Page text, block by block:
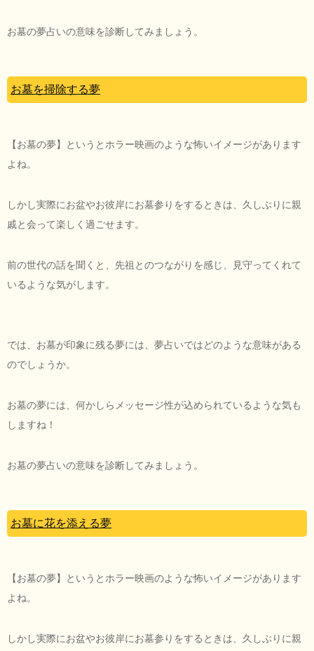
お墓の夢占いの意味を診断してみましょう。
お墓を掃除する夢
【お墓の夢】というとホラー映画のような怖いイメージがあります
よね。
しかし実際にお盆やお彼岸にお墓参りをするときは、久しぶりに親
戚と会って楽しく過ごせます。
前の世代の話を聞くと、先祖とのつながりを感じ、見守ってくれて
いるような気がします。
では、お墓が印象に残る夢には、夢占いではどのような意味がある
のでしょうか。
お墓の夢には、何かしらメッセージ性が込められているような気も
しますね！
お墓の夢占いの意味を診断してみましょう。
お墓に花を添える夢
【お墓の夢】というとホラー映画のような怖いイメージがあります
よね。
しかし実際にお盆やお彼岸にお墓参りをするときは、久しぶりに親